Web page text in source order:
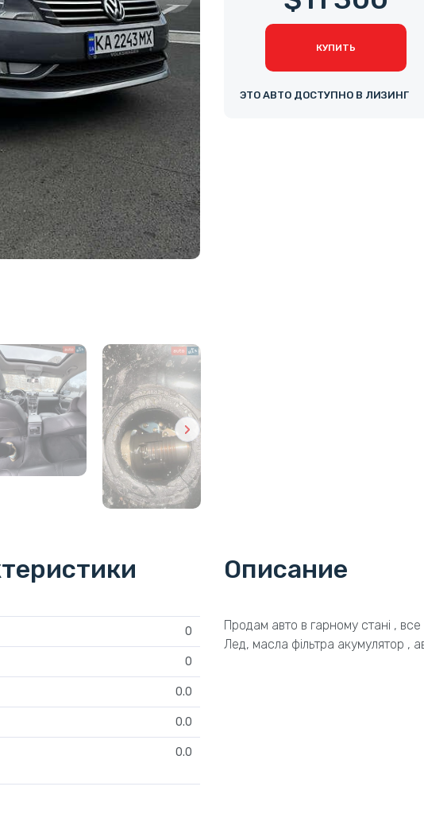
КУПИТЬ
ЭТО АВТО ДОСТУПНО В ЛИЗИНГ
0
0
0.0
0.0
0.0
Описание
Продам авто в гарному стані , все
Лед, масла фільтра акумулятор ,